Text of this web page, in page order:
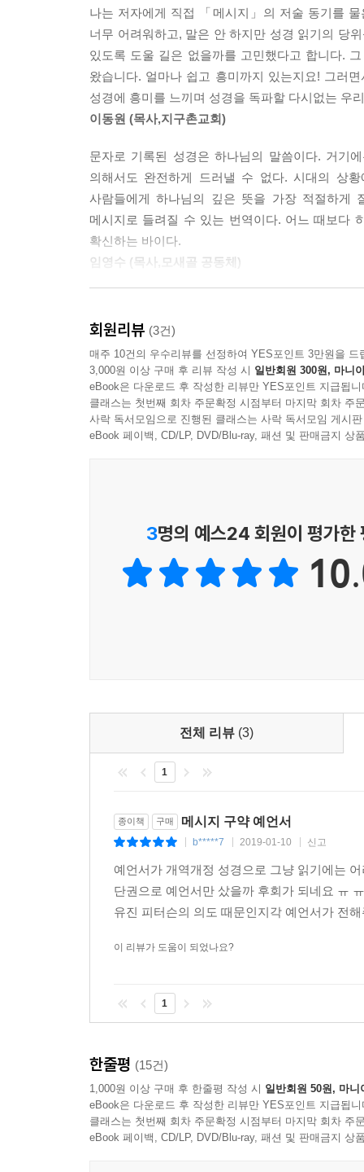
황량하기 그지없는 곳에서도 네 삶은 풍성할 것이
내가 너의 근육을 강인하게, 너의 뼈를 튼튼하게 만
너는 물이 넉넉한 동산,
물이 마르지 않는 샘터 같을 것이다.
너는 허물어졌던 삶의 조각들로 삶을 재건하고,
과거에서 출발해 다시 기초를 세울 것이다.
오래된 폐허를 복구하고 재건하고 쇄신하는 자,
세상을 다시 살 만한 곳으로 만들어 내는 자로 알려
만일 네가 안식일에 스스로 조심하고
내 거룩한 날을 이용해 이득을 챙기려 들지 않으면,
네가 안식일을 기쁜 날로 여기고
평일과 똑같이 돈 벌려고 이리저리 뛰어다니지 않
너는 마음껏 하나님을 누리게 될 것이다!
내가 너를 높이 뛰게 하며, 높이 날게 할 것이다.
내가 너의 조상 야곱의 유산으로 축제를 벌이게 해
그렇다! 하나님의 말씀이다!“(사 58:6-14)
그래서 내가 예언자들을 보내어 너희를 흔들어 깨
그들이 네 뼛속까지 파고드는 내 말을 전한다.
빛처럼 번득이는 내 심판에,
---「호세아」중에서
「메시지」는 일상의 언어로 쓰여진 읽는 성경입니
「메시지」는 교인들에게 성경을 읽게 해주려는
신선한 충격을 받을까……” 하는 고민을 하면서,
번역하기 시작했습니다. 1년에 걸쳐 완성된 그 번
있는 책이라는 것을 알게 되었습니다. 성경은 우
쓰여졌기 때문입니다.
「메시지」는 성경 원문을 학문적으로 충실히 옮
「메시지」는 평생을 원어로 성경을 읽고 공부
결실입니다. 그는 이미 좋은 번역본이 많이 나
언어로 의역(paraphrase)했습니다. 10년의 세월
신학과 목회적 배경과 역사를 지닌 사역(私譯)이
언어로 번역해서 누구나 읽을 수 있어야 한다는
사람이 능히 읽을 수 있는 성경으로 복음의 소식
「메시지」도 따르고 있습니다.
「메시지」는 1천만 독자가 선택한 성경입니다.
1993년 신약 출간, 2002년 완역본이 출간된 이
「메시지」는 당신을 위한 성경입니다.
묵상하고픈 사람들, 말씀을 전하는 설교자나 성
않는 친구들…… 「메시지」는 바로 당신을 위한
_ 김회권 교수 | 숭실대학교 구약학
유진 피터슨의「메시지」를 우리말로 읽는다는
「메시지」는 이 거리를 단숨에 건너뛰게 해줍
무엇인지를 정확하게 깨닫게 해줍니다. 어렵게만
그런 점에서 유진 피터슨의「메시지」는‘뜻으로
말씀을“종일 작은 소리로 읊조리는”(시 119:97) 시
_ 왕대일 교수 | 감리교신학대학교 구약학
광야길을 가며 구약성경을 읽고 있던 에티오
「메시지」의 역할이 무엇인지 잘 설명해 줍니
이해하기 쉽게 들려주는 탁월한 통역자입니다.
_ 류호준 교수 | 백석대학교 구약학
성경은 고전(古典) 가운데서도 최고의 고전이다.
고전(苦戰)이라, 쉽게 읽지 못하는 책이기도 하다
열정적인 독서에 비해서 그만큼 이해되지 않는
나는 저자에게 직접 「메시지」의 저술 동기를
너무 어려워하고, 말은 안 하지만 성경 읽기의 당
있도록 도울 길은 없을까를 고민했다고 합니다.
왔습니다. 얼마나 쉽고 흥미까지 있는지요! 그러
성경에 흥미를 느끼며 성경을 독파할 다시없는 우
이동원 (목사,지구촌교회)
문자로 기록된 성경은 하나님의 말씀이다. 거기
의해서도 완전하게 드러낼 수 없다. 시대의 상
사람들에게 하나님의 깊은 뜻을 가장 적절하게
메시지로 들려질 수 있는 번역이다. 어느 때보다
확신하는 바이다.
임영수 (목사,모새골 공동체)
건네시는 생생한 일상의 말씀이기도 합니다. 그
성숙한 믿음으로 나아가게 될 것입니다. 그 길로
박영선 (목사,남포교회)
유진 피터슨의 「메시지」는 묵상 성경이다.
설교자다. 그의 풍요로운 문학적 상상력이 신학적
이야기(narrative)를 흥미롭고 풍요로운 시적 언
저는 「메시지」의 출판을 정말 오랫동안 기다
접하게 되었습니다. 그때 「메시지」를 소개
왔습니다. 벌써 15년이나 되었네요. 이 책의 출
되고 영감이 떠오를 것입니다.
실천적인 ‘일상의 영성’, ‘삶의 영성’입니다.
씨름하는, 주님의 참된 제자로 세워지기를 소망합
이찬수 (목사,분당우리교회)
자를 명징한 언어로 옮기느라 골똘했을 한 사람
배어 있다. 그 행간까지도 읽으려 한 번역자들과
메신저’라 했다. 그런 현대인들에게 이 한 권의
만날 수 있는 또 하나의 창을 얻은 기분이다.
김기석 (목사,청파교회)
우리 교회는 성경을 읽을 때 두 가지 번역본을
의미를 깨달을 수 있을 것입니다. 그리고 처음
것입니다. 말씀을 통해 우리의 심령에 주실 하나
「메시지」는 변함없는 진리의 말씀을, 지금 이
번역이 살아 있는 언어로 더욱 빛을 발하는 「메
생명력 있는 진리의 귀한 통로가 될 것입니다. 이
오정현 (목사,사랑의교회)
회원리뷰 (3건)
매주 10건의 우수리뷰를 선정하여 YES포인트 3만원을 드
3,000원 이상 구매 후 리뷰 작성 시 일반회원 300원, 마니
eBook은 다운로드 후 작성한 리뷰만 YES포인트 지급됩니
클래스는 첫번째 회차 주문확정 시점부터 마지막 회차 주
사락 독서모임으로 진행된 클래스는 사락 독서모임 게시
eBook 페이백, CD/LP, DVD/Blu-ray, 패션 및 판매금지 상
3명의 예스24 회원이 평가한
전체 리뷰 (3)
1
종이책 구매 메시지 구약 예언서
b*****7 2019-01-10 신고
예언서가 개역개정 성경으로 그냥 읽기에는
단권으로 예언서만 샀을까 후회가 되네요 ㅠ
유진 피터슨의 의도 때문인지각 예언서가 전
이 리뷰가 도움이 되었나요?
1
한줄평 (15건)
1,000원 이상 구매 후 한줄평 작성 시 일반회원 50원, 마니
eBook은 다운로드 후 작성한 리뷰만 YES포인트 지급됩니
클래스는 첫번째 회차 주문확정 시점부터 마지막 회차 주
eBook 페이백, CD/LP, DVD/Blu-ray, 패션 및 판매금지 상